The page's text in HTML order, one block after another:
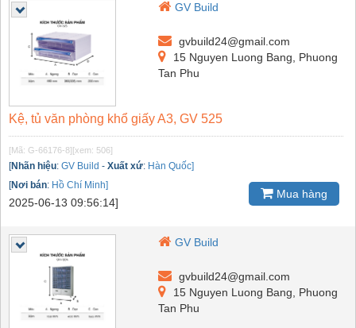
GV Build
gvbuild24@gmail.com
15 Nguyen Luong Bang, Phuong
Tan Phu
Kệ, tủ văn phòng khổ giấy A3, GV 525
[Mã: G-66176-8] [xem: 506]
[Nhãn hiệu: GV Build - Xuất xứ: Hàn Quốc]
[Nơi bán: Hồ Chí Minh]
2025-06-13 09:56:14]
Mua hàng
GV Build
gvbuild24@gmail.com
15 Nguyen Luong Bang, Phuong
Tan Phu